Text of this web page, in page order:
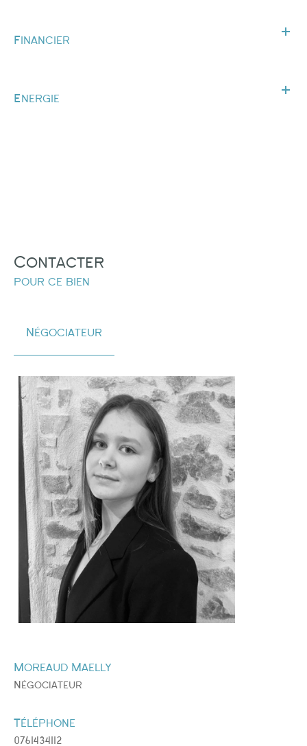
Financier
Energie
Contacter
pour ce bien
Négociateur
Moreaud Maelly
Négociateur
Téléphone
0761434112